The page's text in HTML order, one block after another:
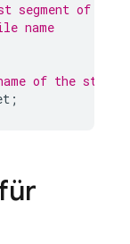
segment of
name
of the
;